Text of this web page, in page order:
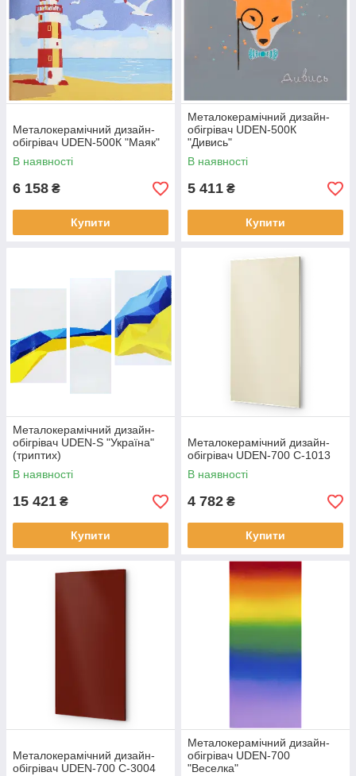
Металокерамічний дизайн-
обігрівач UDEN-500К "Маяк"
В наявності
6 158 ₴
Купити
Металокерамічний дизайн-
обігрівач UDEN-500К
"Дивись"
В наявності
5 411 ₴
Купити
Металокерамічний дизайн-
обігрівач UDEN-S "Україна"
(триптих)
В наявності
15 421 ₴
Купити
Металокерамічний дизайн-
обігрівач UDEN-700 С-1013
В наявності
4 782 ₴
Купити
Металокерамічний дизайн-
обігрівач UDEN-700 С-3004
Металокерамічний дизайн-
обігрівач UDEN-700
"Веселка"